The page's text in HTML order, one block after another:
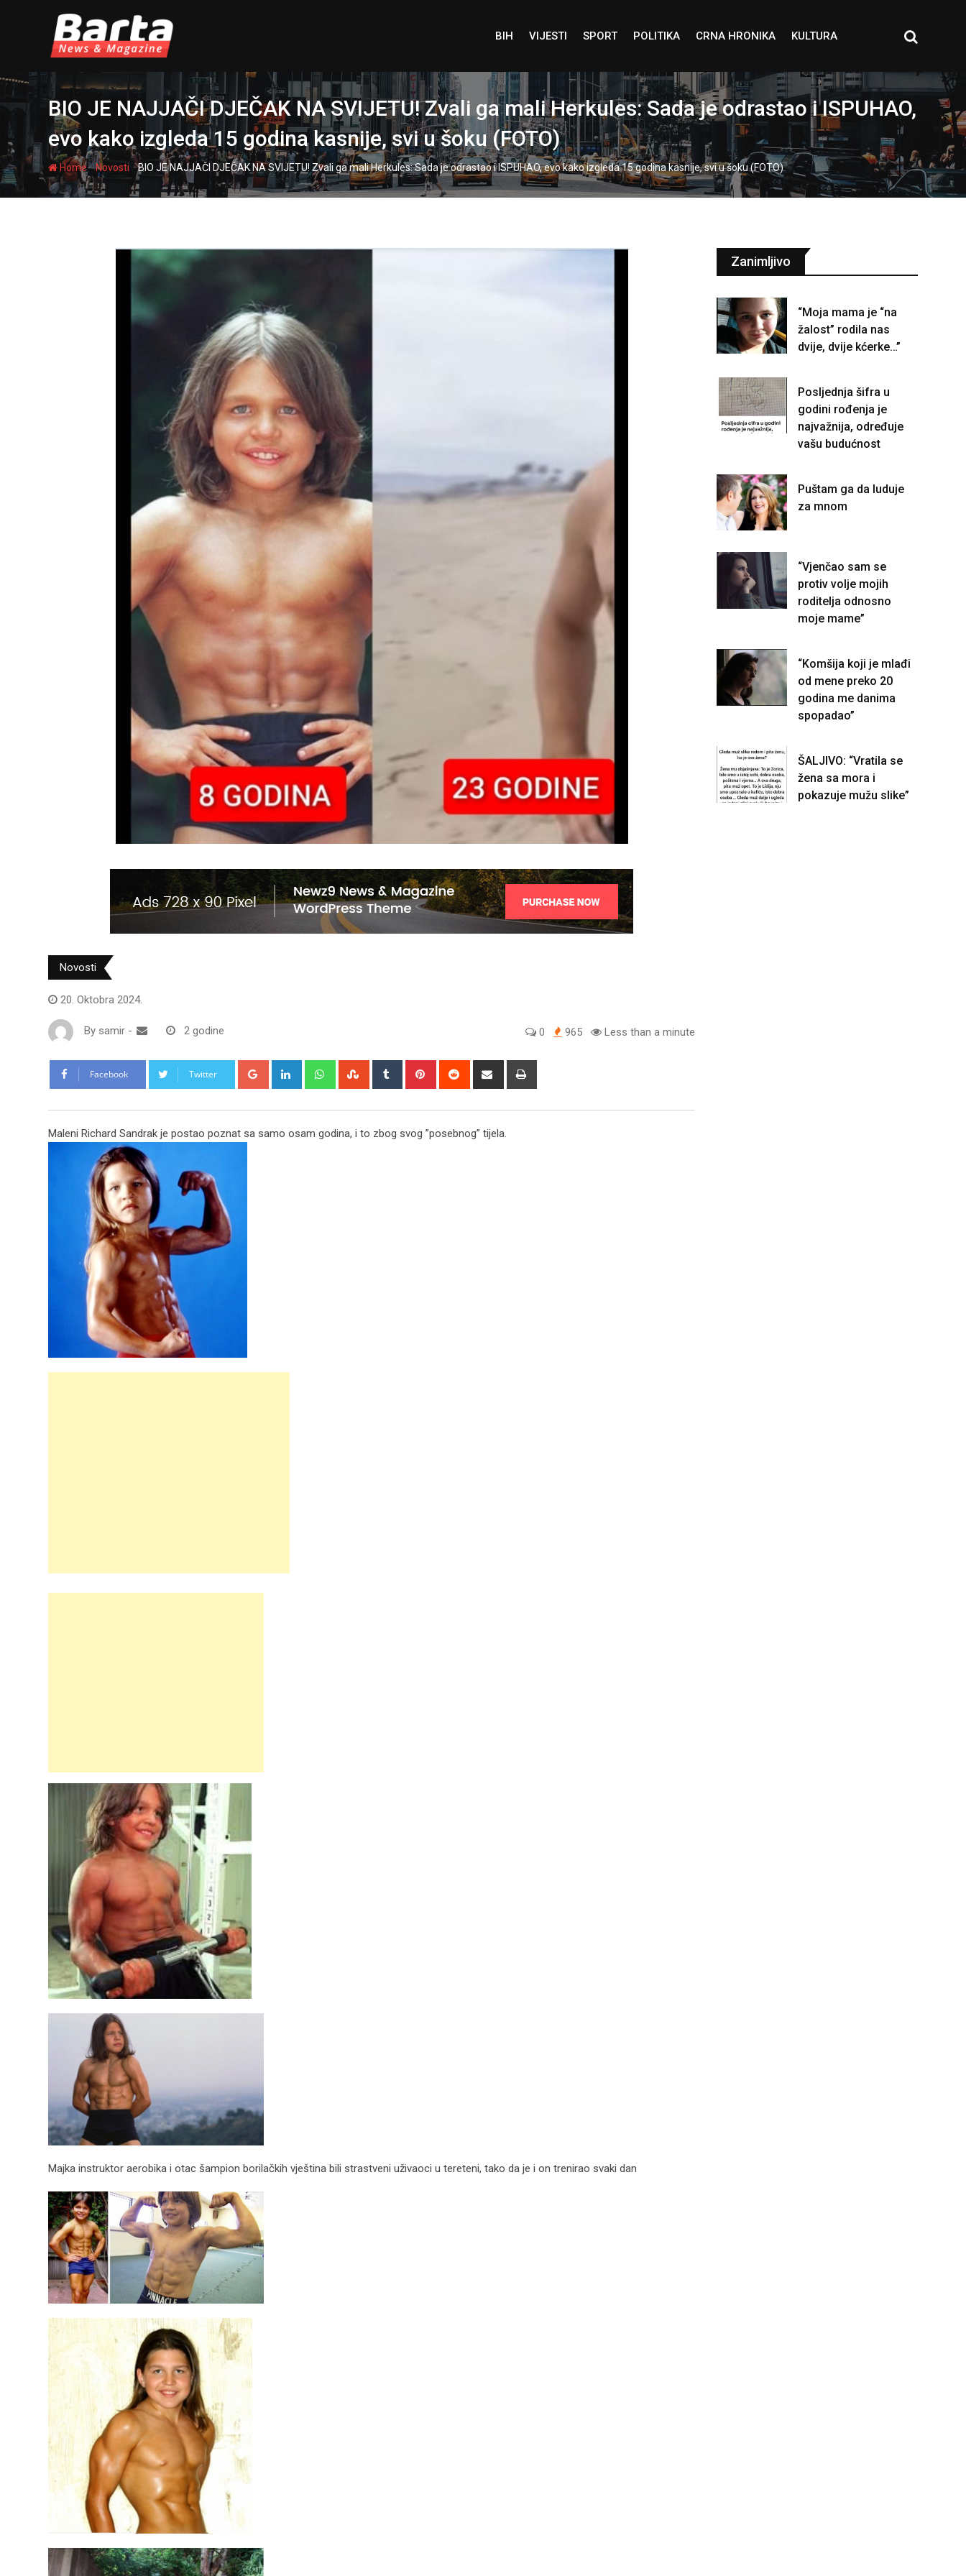
BIH VIJESTI SPORT POLITIKA CRNA HRONIKA KULTURA
BIO JE NAJJAČI DJEČAK NA SVIJETU! Zvali ga mali Herkules: Sada je odrastao i ISPUHAO,
evo kako izgleda 15 godina kasnije, svi u šoku (FOTO)
Home-Novosti -BIO JE NAJJAČI DJEČAK NA SVIJETU! Zvali ga mali Herkules: Sada je odrastao i ISPUHAO, evo kako izgleda 15 godina kasnije, svi u šoku (FOTO)
Novosti
20. Oktobra 2024.
By samir - 2 godine 0 965 Less than a minute
Facebook Twitter Google+ LinkedIn WhatsappStumbleUpon
Tumblr Pinterest Reddit
Share
Maleni Richard Sandrak je postao poznat sa samo osam godina, i to zbog svog ”posebnog” tijela.
Majka instruktor aerobika i otac šampion borilačkih vještina bili strastveni uživaoci u tereteni, tako da je i on trenirao svaki dan
Zanimljivo
“Moja mama je “na
žalost” rodila nas
dvije, dvije kćerke…”
Posljednja šifra u
godini rođenja je
najvažnija, određuje
vašu budućnost
Puštam ga da luduje
za mnom
“Vjenčao sam se
protiv volje mojih
roditelja odnosno
moje mame”
“Komšija koji je mlađi
od mene preko 20
godina me danima
spopadao”
ŠALJIVO: “Vratila se
žena sa mora i
pokazuje mužu slike”